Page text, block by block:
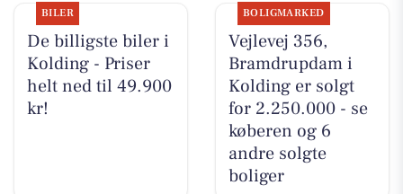
BILER
De billigste biler i
Kolding - Priser
helt ned til 49.900
kr!
BOLIGMARKED
Vejlevej 356,
Bramdrupdam i
Kolding er solgt
for 2.250.000 - se
køberen og 6
andre solgte
boliger